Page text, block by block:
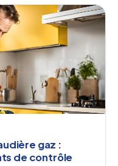
gaz :
de contrôle